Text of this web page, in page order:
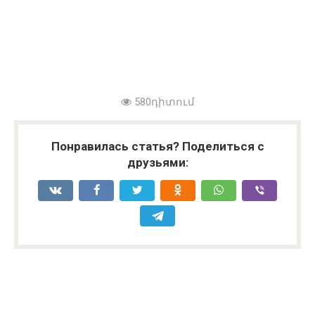
580դիտում
Понравилась статья? Поделиться с
друзьями: